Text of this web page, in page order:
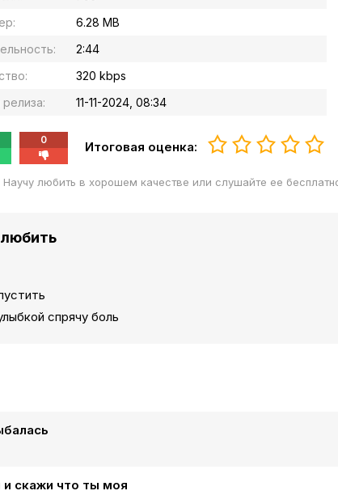
6.28 MB
2:44
320 kbps
11-11-2024, 08:34
0 Итоговая оценка:
любить в хорошем качестве или слушайте ее
спрячу боль
скажи что ты моя